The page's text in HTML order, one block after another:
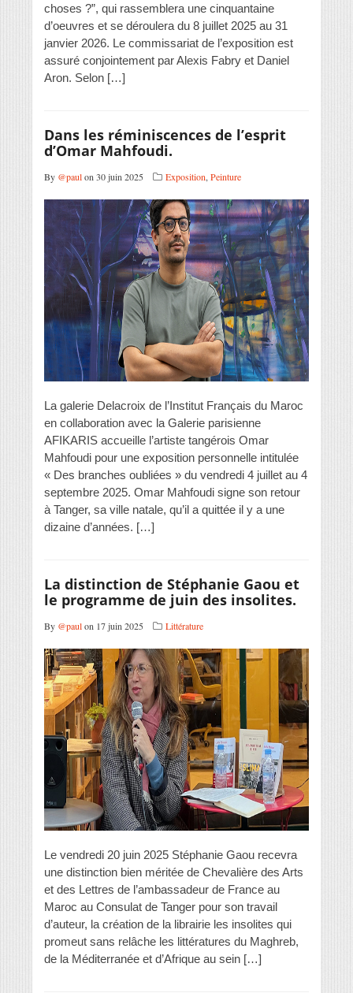
choses ?”, qui rassemblera une cinquantaine
d’oeuvres et se déroulera du 8 juillet 2025 au 31
janvier 2026. Le commissariat de l’exposition est
assuré conjointement par Alexis Fabry et Daniel
Aron. Selon […]
Dans les réminiscences de l’esprit
d’Omar Mahfoudi.
By @paulon 30 juin 2025 Exposition, Peinture
La galerie Delacroix de l’Institut Français du Maroc
en collaboration avec la Galerie parisienne
AFIKARIS accueille l’artiste tangérois Omar
Mahfoudi pour une exposition personnelle intitulée
« Des branches oubliées » du vendredi 4 juillet au 4
septembre 2025. Omar Mahfoudi signe son retour
à Tanger, sa ville natale, qu’il a quittée il y a une
dizaine d’années. […]
La distinction de Stéphanie Gaou et
le programme de juin des insolites.
By @paulon 17 juin 2025 Littérature
Le vendredi 20 juin 2025 Stéphanie Gaou recevra
une distinction bien méritée de Chevalière des Arts
et des Lettres de l’ambassadeur de France au
Maroc au Consulat de Tanger pour son travail
d’auteur, la création de la librairie les insolites qui
promeut sans relâche les littératures du Maghreb,
de la Méditerranée et d’Afrique au sein […]